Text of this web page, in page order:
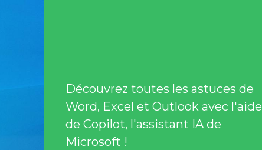
Découvrez toutes les astuces de
Word, Excel et Outlook avec l'aide
de Copilot, l'assistant IA de
Microsoft !